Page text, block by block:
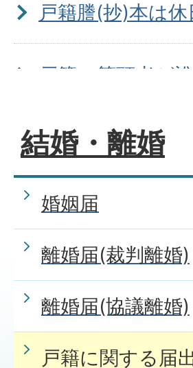
戸籍謄(抄)本は
戸籍の筆頭者が
本籍がわからな
か。
本籍を移したい(
か。
結婚・離婚
婚姻届
離婚届(裁判離婚)
離婚届(協議離婚)
戸籍に関する届